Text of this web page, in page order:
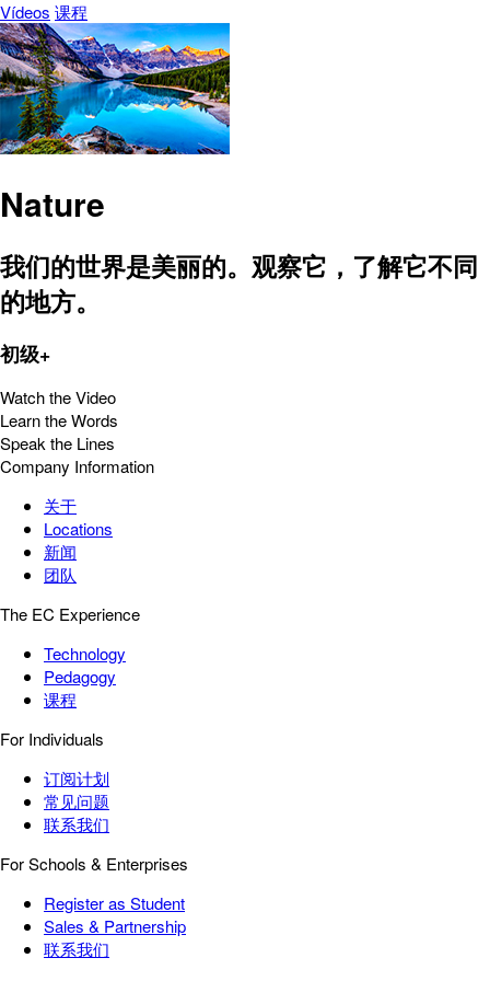
Vídeos 课程
Nature
我们的世界是美丽的。观察它，了解它不同
的地方。
初级+
Watch the Video
Learn the Words
Speak the Lines
Company Information
关于
Locations
新闻
团队
The EC Experience
Technology
Pedagogy
课程
For Individuals
订阅计划
常见问题
联系我们
For Schools & Enterprises
Register as Student
Sales & Partnership
联系我们